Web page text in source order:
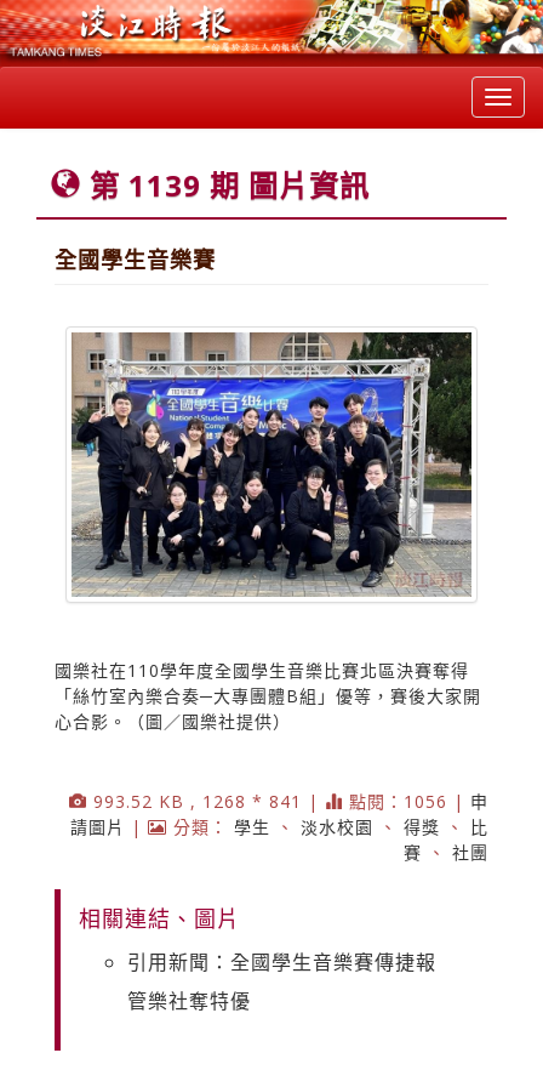
第 1139 期 圖片資訊
全國學生音樂賽
國樂社在110學年度全國學生音樂比賽北區決賽奪得
「絲竹室內樂合奏─大專團體B組」優等，賽後大家開
心合影。（圖／國樂社提供）
993.52 KB , 1268 * 841 | 點閱：1056 | 申
請圖片
| 分類： 學生 、 淡水校園 、 得獎 、
比
賽 、 社團
相關連結、圖片
引用新聞：全國學生音樂賽傳捷報
管樂社奪特優